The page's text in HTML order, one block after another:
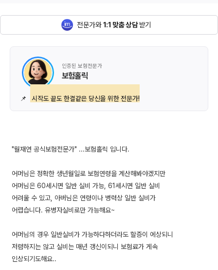
전문가와1:1 맞춤 상담받기
인증된 보험전문가
보험홀릭
📌 시작도 끝도 한결같은 당신을 위한 전문가!
"월재연 공식보험전문가" ...보험홀릭 입니다.
어머님은 정확한 생년월일로 보험연령을 계산해봐야겠지만
어머님은 60세시면 일반 실비 가능, 61세시면 일반 실비
어려울 수 있고, 아버님은 연령이나 병력상 일반 실비가
어렵습니다. 유병자실비로만 가능해요~
어머님의 경우 일반실비가 가능하다하더라도 할증이 에상되니
저렴하지는 않고 실비는 매년 갱신이되니 보험료가 게속
인상되기도해요..